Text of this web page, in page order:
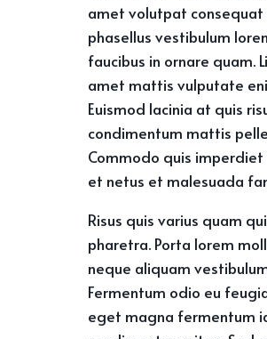
amet volutpat consequat
phasellus vestibulum
faucibus in ornare quam.
amet mattis vulputate
Euismod lacinia at quis
condimentum mattis
Commodo quis imperdiet
et netus et malesuada
Risus quis varius quam
pharetra. Porta lorem
neque aliquam
Fermentum odio eu
eget magna fermentum